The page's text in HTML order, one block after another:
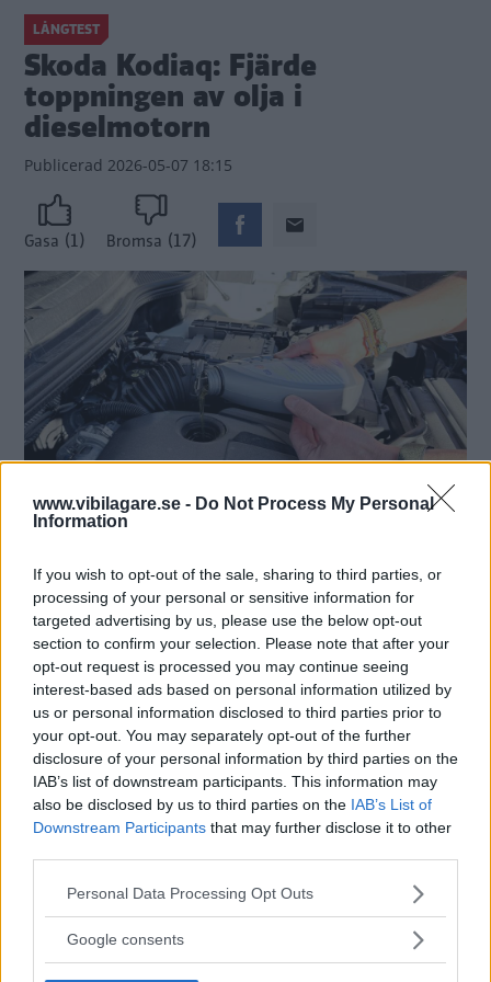
www.vibilagare.se - Do Not Process My Personal
Information
If you wish to opt-out of the sale, sharing to third parties, or
processing of your personal or sensitive information for
targeted advertising by us, please use the below opt-out
section to confirm your selection. Please note that after your
opt-out request is processed you may continue seeing
interest-based ads based on personal information utilized by
us or personal information disclosed to third parties prior to
your opt-out. You may separately opt-out of the further
disclosure of your personal information by third parties on the
IAB’s list of downstream participants. This information may
also be disclosed by us to third parties on the IAB’s List of
Downstream Participants that may further disclose it to other
Please note that this website/app uses one or more Google
not limited to your visit or usage behaviour. You may click to
Personal Data Processing Opt Outs
Google consents
LÅNGTEST
Skoda Kodiaq: Fjärde
toppningen av olja i
dieselmotorn
Publicerad 2026-05-07 18:15
Gasa (1) Bromsa (17)
Dieselmotorn i vår Skoda Kodiaq har visat sig ha
ovanligt hög oljeförbrukning. Det är redan dags för
fjärde påfyllningen trots att bilen inte ens rullat 5 000
mil.
Text
Klas Skarin
Fotograf
Klas Skarin
Det här är en låst artikel.
att fortsätta läsa.